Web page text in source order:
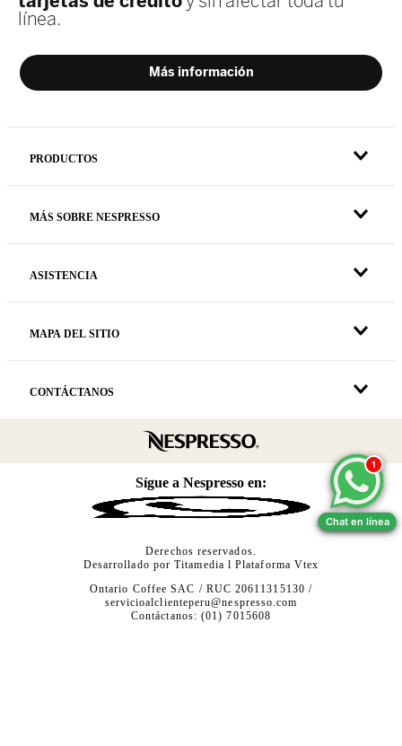
1
Chat en línea
PRODUCTOS
MÁS SOBRE NESPRESSO
ASISTENCIA
MAPA DEL SITIO
CONTÁCTANOS
Sígue a Nespresso en:
Derechos reservados.
Desarrollado porTitamedia l Plataforma Vtex
Ontario Coffee SAC / RUC 20611315130 /
servicioalclienteperu@nespresso.com
Contáctanos: (01) 7015608
1
Chat en línea